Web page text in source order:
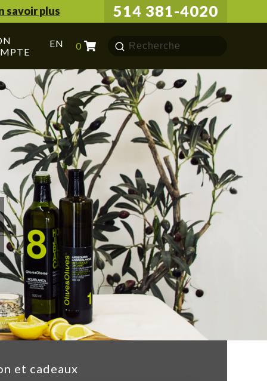
savoir plus 514 381-4020
EN 0
Chercher
pour:
et cadeaux